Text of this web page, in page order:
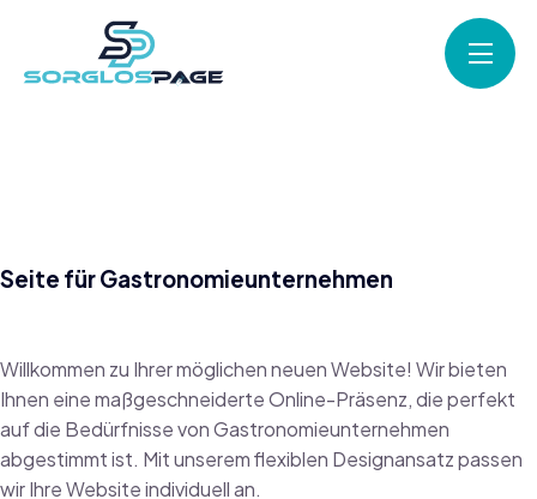
Seite für Gastronomieunternehmen
Willkommen zu Ihrer möglichen neuen Website! Wir bieten
Ihnen eine maßgeschneiderte Online-Präsenz, die perfekt
auf die Bedürfnisse von Gastronomieunternehmen
abgestimmt ist. Mit unserem flexiblen Designansatz passen
wir Ihre Website individuell an.